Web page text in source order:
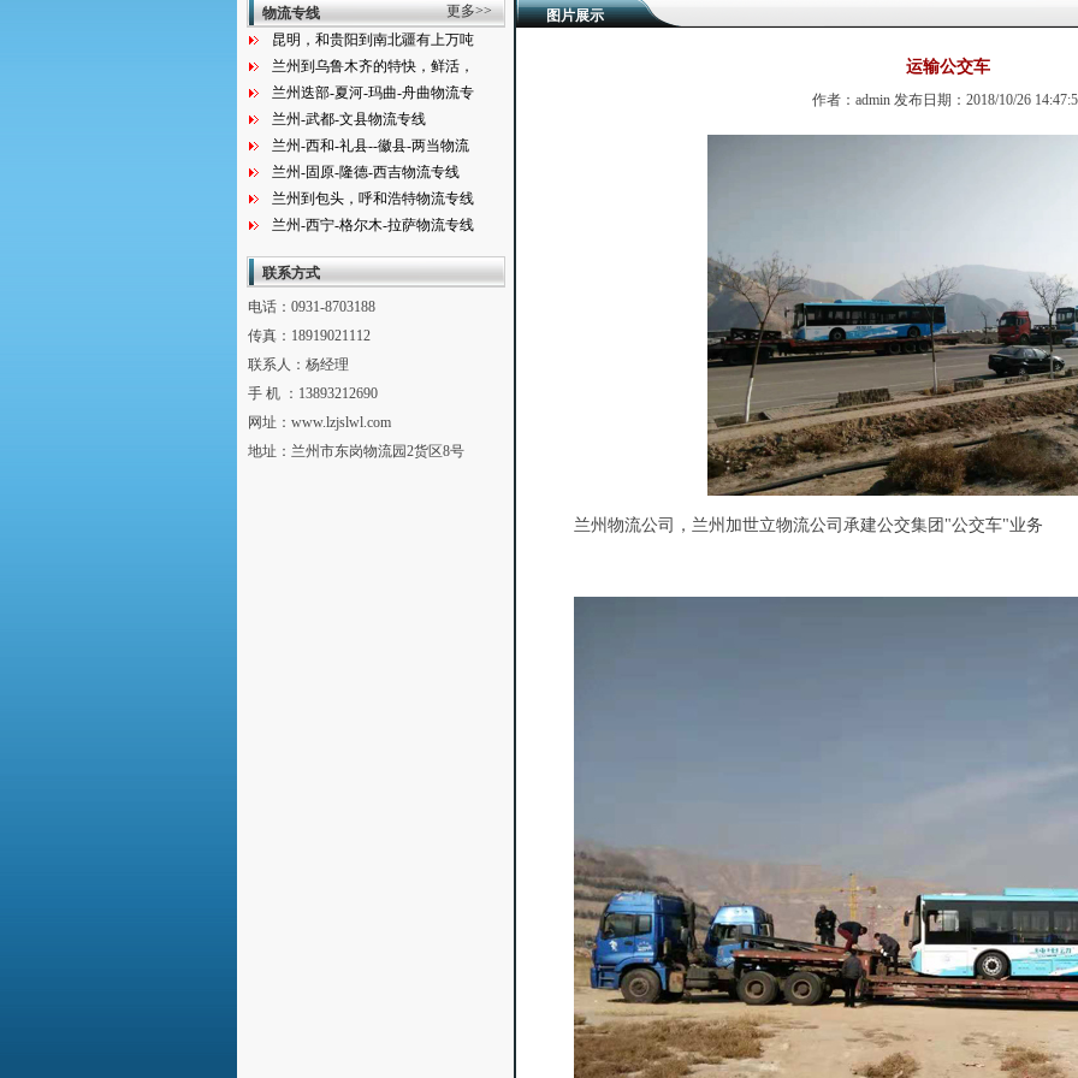
物流专线
更多>>
昆明，和贵阳到南北疆有上万吨
兰州到乌鲁木齐的特快，鲜活，
兰州迭部-夏河-玛曲-舟曲物流专
兰州-武都-文县物流专线
兰州-西和-礼县--徽县-两当物流
兰州-固原-隆德-西吉物流专线
兰州到包头，呼和浩特物流专线
兰州-西宁-格尔木-拉萨物流专线
联系方式
电话：0931-8703188
传真：18919021112
联系人：杨经理
手 机 ：13893212690
网址：www.lzjslwl.com
地址：兰州市东岗物流园2货区8号
图片展示
运输公交车
作者：admin 发布日期：2018/10/26
兰州物流公司，兰州加世立物流公司承建公交集团"公交车"业务